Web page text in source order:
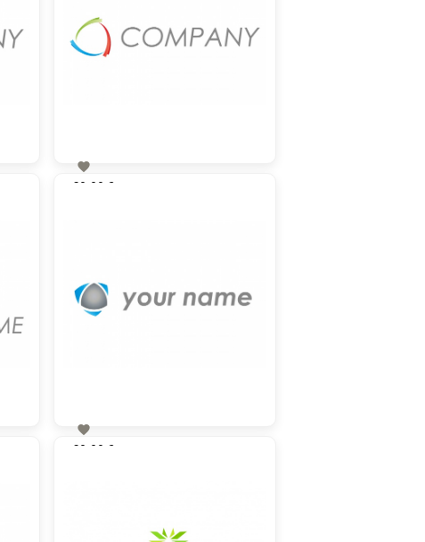

60,00 €

60,00 €